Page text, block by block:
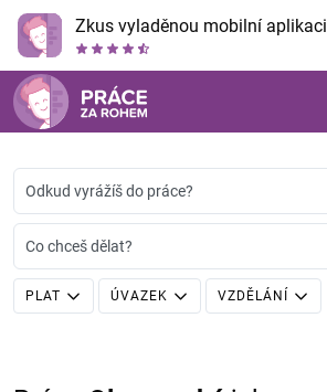
Zkus vyladěnou mobilní aplikaci
Odkud vyrážíš do práce?
Co chceš dělat?
PLAT ÚVAZEK VZDĚLÁNÍ